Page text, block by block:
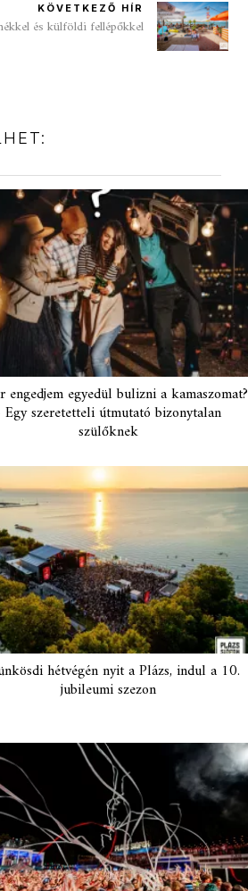
KÖVETKEZŐ HÍR
és külföldi fellépőkkel
egyedül bulizni a kamaszomat?
Egy szeretetteli útmutató bizonytalan
szülőknek
hétvégén nyit a Plázs, indul a 10.
jubileumi szezon